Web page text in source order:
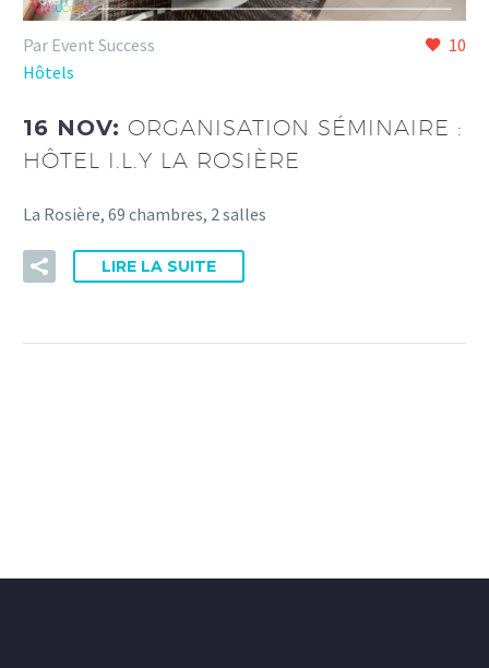
10
Par Event Success
Hôtels
16 NOV: ORGANISATION SÉMINAIRE :
HÔTEL I.L.Y LA ROSIÈRE
La Rosière, 69 chambres, 2 salles
LIRE LA SUITE